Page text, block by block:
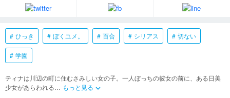
ひっき ぼくユメ。 百合 シリアス 切ない
学園
ティナは川辺の町に住むさみしい女の子。一人ぼっちの彼女の前に、ある日美
少女があらわれる… もっと見る keyboard_arrow_down